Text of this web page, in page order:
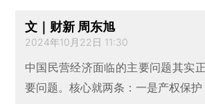
文｜财新 周东旭
2024年10月22日 11:30
中国民营经济面临的主要问题其实
要问题。核心就两条：一是产权保